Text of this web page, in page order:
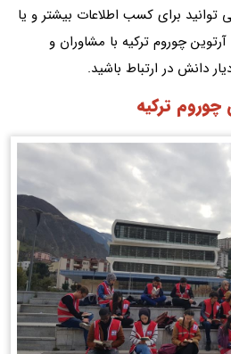
توانید برای کسب اطلاعات بیشتر و یا
چوروم ترکیه با مشاوران و
دانش در ارتباط باشید.
چوروم ترکیه